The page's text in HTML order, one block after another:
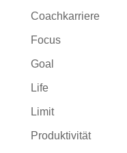
Coachkarriere
Focus
Goal
Life
Limit
Produktivität